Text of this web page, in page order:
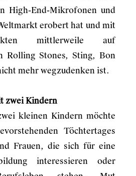
High-End-Mikrofonen und
erobert hat und mit
mittlerweile auf
Rolling Stones, Sting, Bon
mehr wegzudenken ist.
zwei Kindern
kleinen Kindern möchte
Töchtertages
Frauen, die sich für eine
interessieren oder